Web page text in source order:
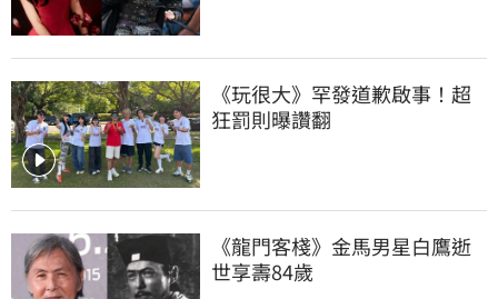
《玩很大》罕發道歉啟事！超
狂罰則曝讚翻
《龍門客棧》金馬男星白鷹逝
世享壽84歲